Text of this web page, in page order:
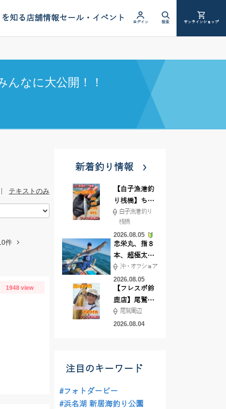
知る店舗情報セール・イベント ログイン 検索 オンラインショップ
なに大公開！！
テキストのみ
件
1948 view
新着釣り情報
【白子漁港釣
り桟橋】ちょ
い投げ釣りが
絶好調!キスや
ハゼが簡単に
釣れますよ💛
白子漁港 釣り
桟橋
2026.08.05
忠栄丸、指８
本、超極太ド
ラゴン登場！
沖・オフショア
2026.08.05
【フレスポ鈴
鹿店】尾鷲方
面にて夏イカ
エギング!!
尾鷲周辺
2026.08.04
注目のキーワード
#フォトダービー
#浜名湖 新居海釣り公園